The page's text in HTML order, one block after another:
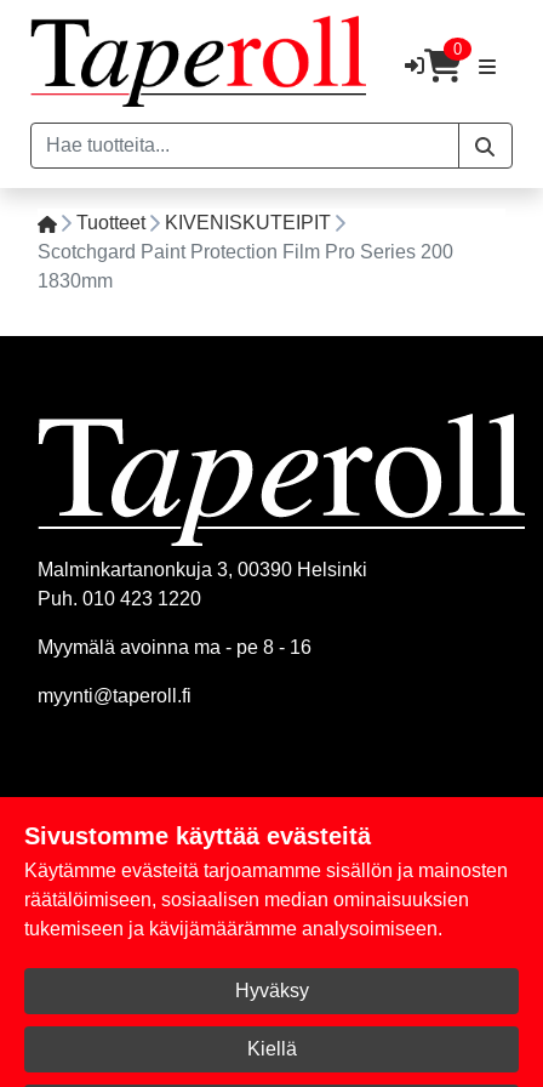
0
Tuotteet
KIVENISKUTEIPIT
Scotchgard Paint Protection Film Pro Series 200
1830mm
Malminkartanonkuja 3, 00390 Helsinki
Puh. 010 423 1220
Myymälä avoinna ma - pe 8 - 16
myynti@taperoll.fi
Linkit
Rekisteriseloste
Toimitus- ja maksuehdot
Kirjaudu sisään
Sivustomme käyttää evästeitä
Käytämme evästeitä tarjoamamme sisällön ja mainosten
räätälöimiseen, sosiaalisen median ominaisuuksien
tukemiseen ja kävijämäärämme analysoimiseen.
Hyväksy
Kiellä